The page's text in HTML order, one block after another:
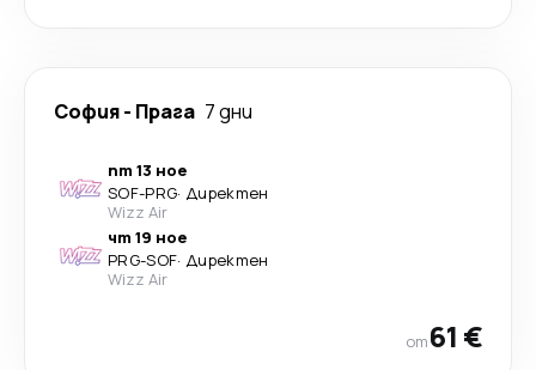
София- Прага 7 дни
пт 13 ное
SOF-PRG· Директен
Wizz Air
чт 19 ное
PRG-SOF· Директен
Wizz Air
от61 €